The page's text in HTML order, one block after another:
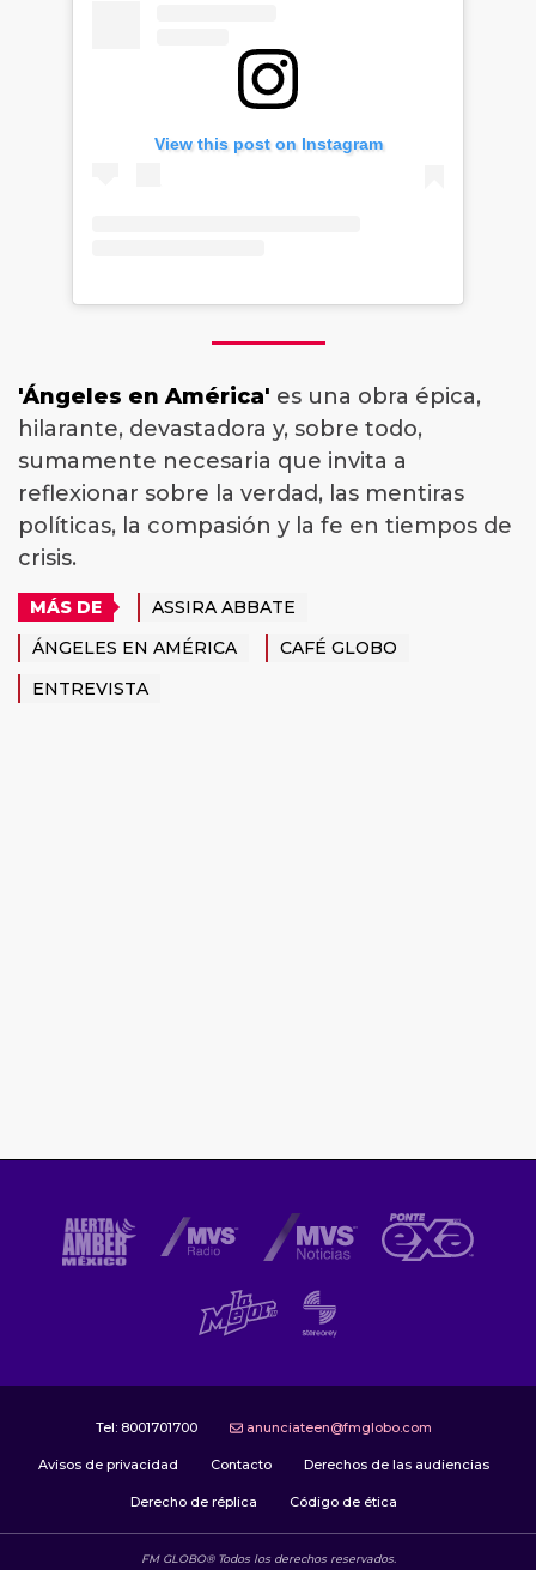
View this post on Instagram
'Ángeles en América' es una obra épica,
hilarante, devastadora y, sobre todo,
sumamente necesaria que invita a
reflexionar sobre la verdad, las mentiras
políticas, la compasión y la fe en tiempos de
crisis.
MÁS DE
ASSIRA ABBATE
ÁNGELES EN AMÉRICA
CAFÉ GLOBO
ENTREVISTA
Tel: 8001701700 anunciateen@fmglobo.com
Avisos de privacidad Contacto Derechos de las audiencias
Derecho de réplica Código de ética
FM GLOBO® Todos los derechos reservados.